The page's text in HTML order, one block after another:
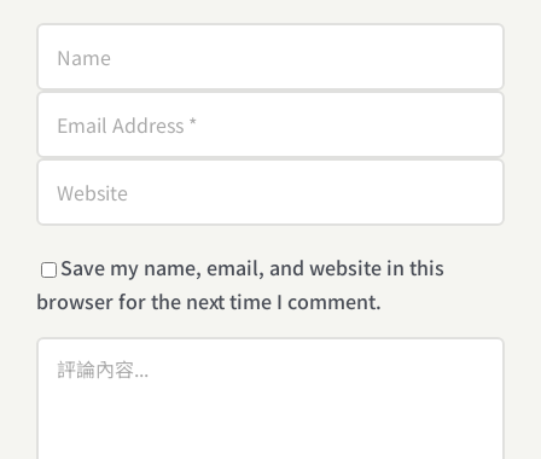
Save my name, email, and website in this
browser for the next time I comment.